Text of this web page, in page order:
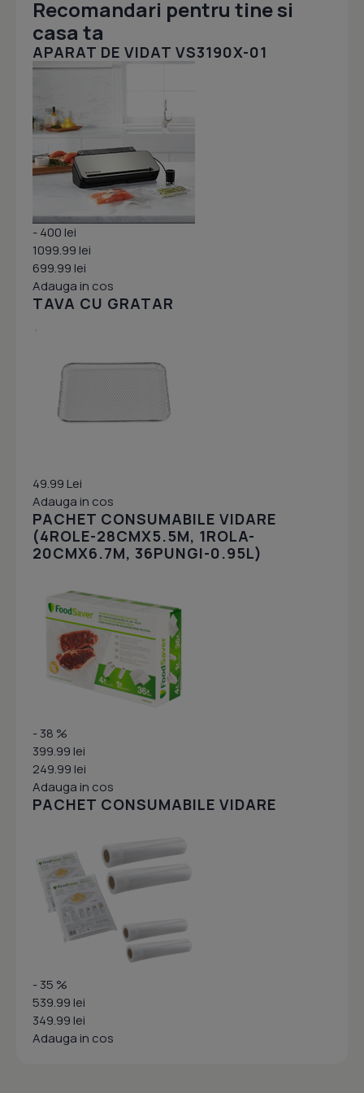
Recomandari pentru tine si
casa ta
APARAT DE VIDAT VS3190X-01
- 400 lei
1099.99 lei
699.99 lei
Adauga in cos
TAVA CU GRATAR
49.99 Lei
Adauga in cos
PACHET CONSUMABILE VIDARE
(4ROLE-28CMX5.5M, 1ROLA-
20CMX6.7M, 36PUNGI-0.95L)
- 38 %
399.99 lei
249.99 lei
Adauga in cos
PACHET CONSUMABILE VIDARE
- 35 %
539.99 lei
349.99 lei
Adauga in cos